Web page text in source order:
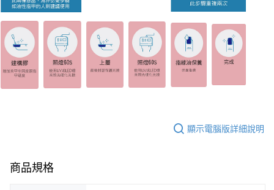
顯示電腦版詳細說明
商品規格